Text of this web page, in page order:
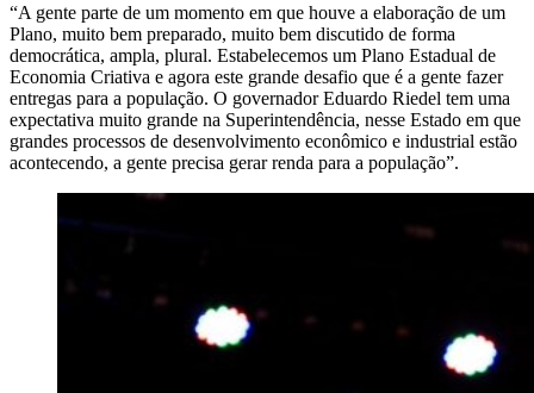
“A gente parte de um momento em que houve a elaboração de um
Plano, muito bem preparado, muito bem discutido de forma
democrática, ampla, plural. Estabelecemos um Plano Estadual de
Economia Criativa e agora este grande desafio que é a gente fazer
entregas para a população. O governador Eduardo Riedel tem uma
expectativa muito grande na Superintendência, nesse Estado em que
grandes processos de desenvolvimento econômico e industrial estão
acontecendo, a gente precisa gerar renda para a população”.